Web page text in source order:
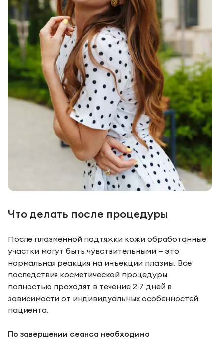
Что делать после процедуры
После плазменной подтяжки кожи обработанные
участки могут быть чувствительными — это
нормальная реакция на инъекции плазмы. Все
последствия косметической процедуры
полностью проходят в течение 2-7 дней в
зависимости от индивидуальных особенностей
пациента.
По завершении сеанса необходимо